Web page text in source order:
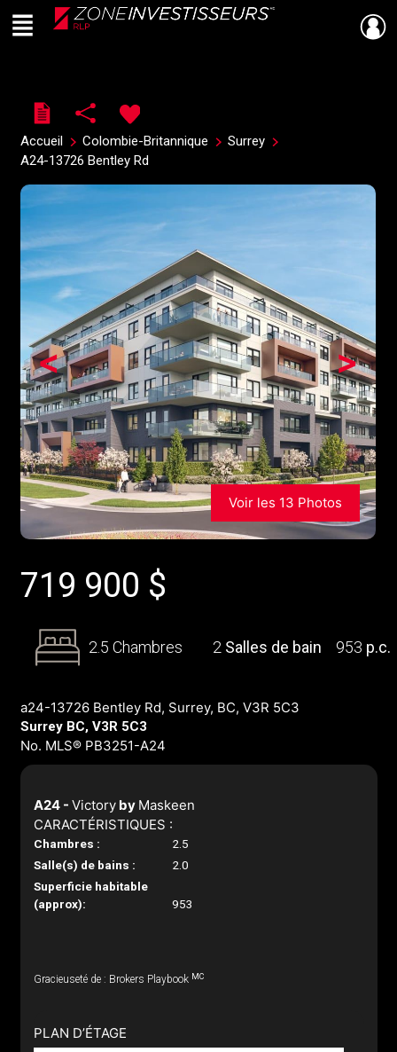
Live
En Direct
Menu
Accueil Colombie-Britannique
Surrey
A24-13726 Bentley Rd
>
<
Voir les 13 Photos
719 900 $
2.5 Chambres 2 Salles de bain 953 p.c.
a24-13726 Bentley Rd, Surrey, BC, V3R 5C3
Surrey BC, V3R 5C3
No. MLS® PB3251-A24
A24 - Victoryby Maskeen
CARACTÉRISTIQUES :
Chambres :
2.5
Salle(s) de bains :
2.0
Superficie habitable
(approx):
953
Gracieuseté de : Brokers Playbook MC
PLAN D’ÉTAGE